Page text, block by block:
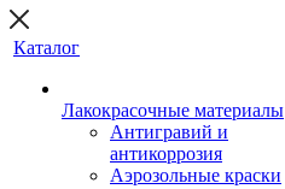
Каталог
Лакокрасочные материалы
Антигравий и
антикоррозия
Аэрозольные краски